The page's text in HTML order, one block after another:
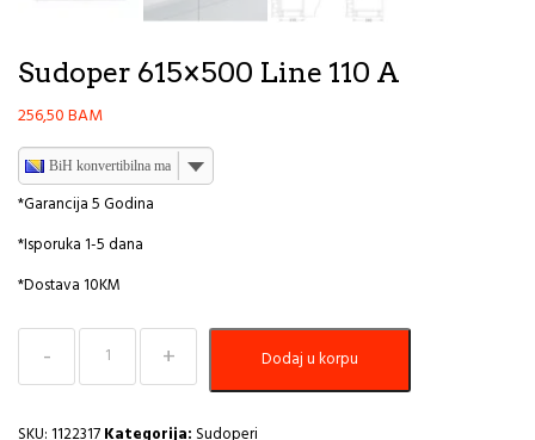
Sudoper 615×500 Line 110 A
256,50BAM
BiH konvertibilna marka
*Garancija 5 Godina
*Isporuka 1-5 dana
*Dostava 10KM
Sudoper
615x500
Line
A
Dodaj u korpu